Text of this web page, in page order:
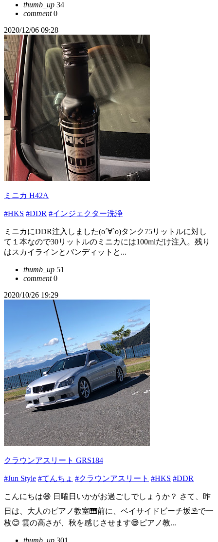
thumb_up 34
comment0
2020/12/06 09:28
ミニカ H42A
#HKS #DDR #インジェクター洗浄
ミニカにDDR注入しました(о´∀`о)タンク75リットルに対し
て１本なので30リットルのミニカには100mlだけ注入。残り
はスカイラインとバンディットと...
thumb_up 51
comment0
2020/10/26 19:29
クラウンアスリート GRS184
#Jun Style #てんちょ #クラウンアスリート #HKS #DDR
こんにちは😄 日曜日いかがお過ごしでしょうか？ さて、昨
日は、大人のピアノ教室🎹前に、ベイサイドビーチ坂⛱で一
枚😊 雲の高さが、秋を感じさせます😅ピアノ教...
thumb_up 301